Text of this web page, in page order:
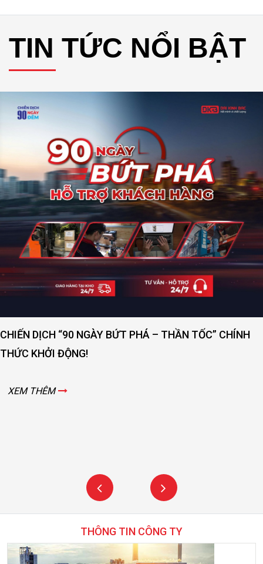
TIN TỨC NỔI BẬT
CHIẾN DỊCH “90 NGÀY BỨT PHÁ – THẦN TỐC” CHÍNH
THỨC KHỞI ĐỘNG!
XEM THÊM
THÔNG TIN CÔNG TY